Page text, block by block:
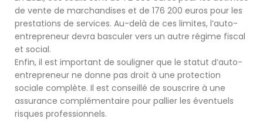
de vente de marchandises et de 176 200 euros pour les
prestations de services. Au-delà de ces limites, l’auto-
entrepreneur devra basculer vers un autre régime fiscal
et social.
Enfin, il est important de souligner que le statut d’auto-
entrepreneur ne donne pas droit à une protection
sociale complète. Il est conseillé de souscrire à une
assurance complémentaire pour pallier les éventuels
risques professionnels.